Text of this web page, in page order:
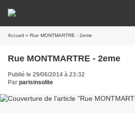
Accueil » Rue MONTMARTRE - 2eme
Rue MONTMARTRE - 2eme
Publié le 29/06/2014 à 23:32
Par parisinsolite